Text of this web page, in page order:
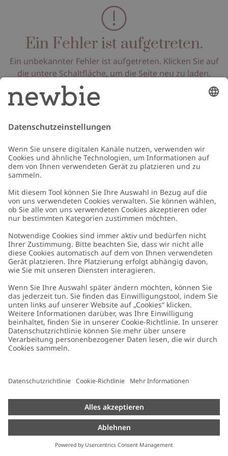
Ein Fehler ist aufgetreten.
Ein unbekannter Fehler ist aufgetreten. Klicken Sie auf
die untere Schaltfläche, um die Seite neu zu laden.
Seite neu laden